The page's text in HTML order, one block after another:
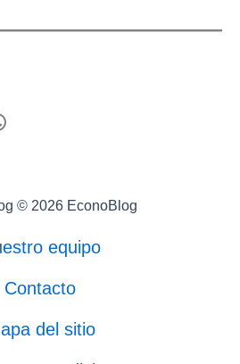
© 2026 EconoBlog
equipo
Contacto
del sitio